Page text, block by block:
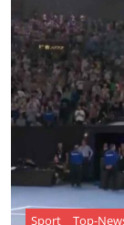
Sport Top-